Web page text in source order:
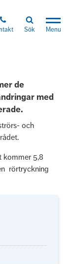
Sök Menu
de
med
och
kommer 5,8
rörtryckning